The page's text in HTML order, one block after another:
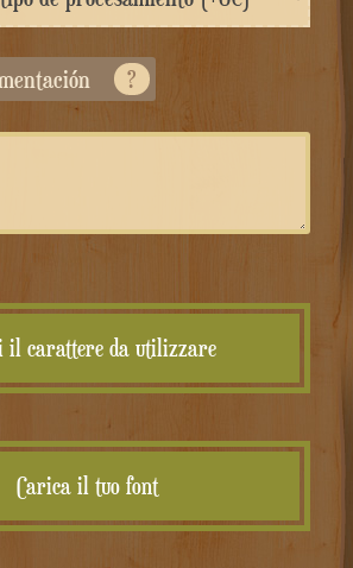
?
il carattere da utilizzare
Carica il tuo font